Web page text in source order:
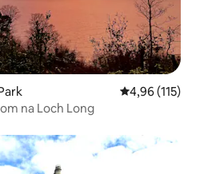
Prosječna
4,96 (115)
na Loch Long
oznakom „Odabrali gosti”